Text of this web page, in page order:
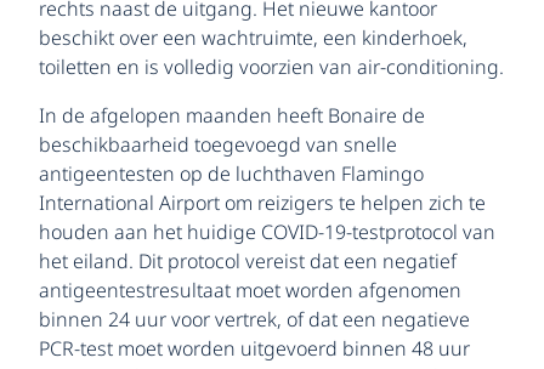
rechts naast de uitgang. Het nieuwe kantoor
beschikt over een wachtruimte, een kinderhoek,
toiletten en is volledig voorzien van air-conditioning.
In de afgelopen maanden heeft Bonaire de
beschikbaarheid toegevoegd van snelle
antigeentesten op de luchthaven Flamingo
International Airport om reizigers te helpen zich te
houden aan het huidige COVID-19-testprotocol van
het eiland. Dit protocol vereist dat een negatief
antigeentestresultaat moet worden afgenomen
binnen 24 uur voor vertrek, of dat een negatieve
PCR-test moet worden uitgevoerd binnen 48 uur